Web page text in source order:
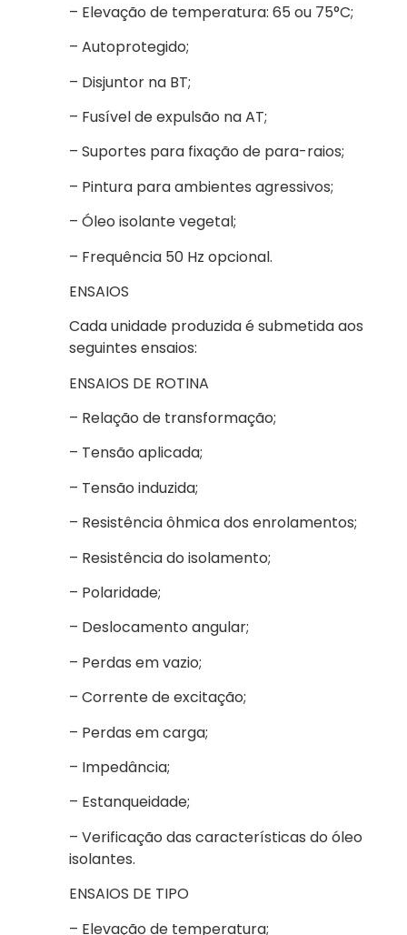
– Elevação de temperatura: 65 ou 75°C;
– Autoprotegido;
– Disjuntor na BT;
– Fusível de expulsão na AT;
– Suportes para fixação de para-raios;
– Pintura para ambientes agressivos;
– Óleo isolante vegetal;
– Frequência 50 Hz opcional.
ENSAIOS
Cada unidade produzida é submetida aos
seguintes ensaios:
ENSAIOS DE ROTINA
– Relação de transformação;
– Tensão aplicada;
– Tensão induzida;
– Resistência ôhmica dos enrolamentos;
– Resistência do isolamento;
– Polaridade;
– Deslocamento angular;
– Perdas em vazio;
– Corrente de excitação;
– Perdas em carga;
– Impedância;
– Estanqueidade;
– Verificação das características do óleo
isolantes.
ENSAIOS DE TIPO
– Elevação de temperatura;